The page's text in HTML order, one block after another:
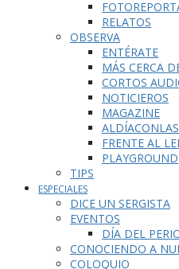
RELATOS
OBSERVA
ENTÉRATE
MÁS CERCA
CORTOS
NOTICIEROS
MAGAZINE
FRENTE AL
PLAYGROUND
TIPS
ESPECIALES
DICE UN SERGISTA
EVENTOS
DÍA DEL
CONOCIENDO A
COLOQUIO